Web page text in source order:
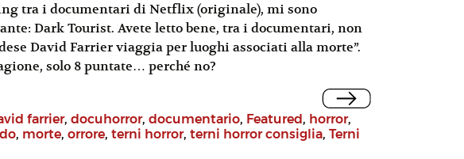
tra i documentari di Netflix (originale), mi sono
Dark Tourist. Avete letto bene, tra i documentari, non
David Farrier viaggia per luoghi associati alla morte”.
solo 8 puntate… perché no?
farrier, docuhorror, documentario, Featured, horror,
, morte, orrore, terni horror, terni horror consiglia, Terni